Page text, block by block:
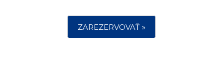
ZAREZERVOVAŤ »